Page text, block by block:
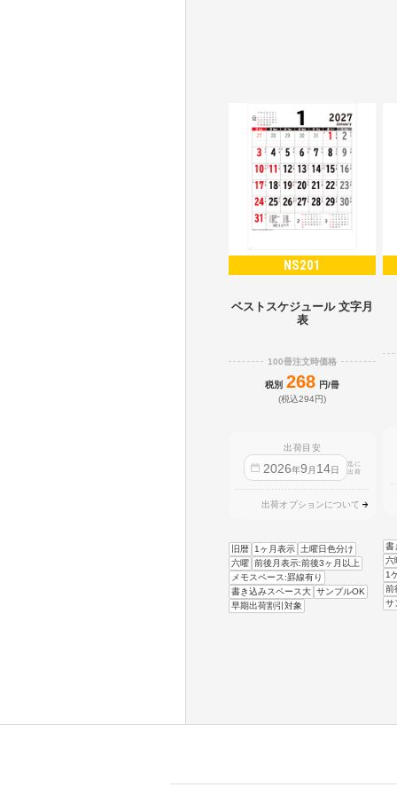
NS201
ベストスケジュール 文字月
表
100冊注文時価格
税別 268 円/冊
(税込294円)
出荷目安
2026年9 月 14日
迄に
出荷
出荷オプションについて
旧暦 1ヶ月表示
土曜日色分け
六曜 前後月表示:前後3ヶ月以上
メモスペース:罫線有り
書き込みスペース大 サンプルOK
早期出荷割引対象
書
六
1
前
サ